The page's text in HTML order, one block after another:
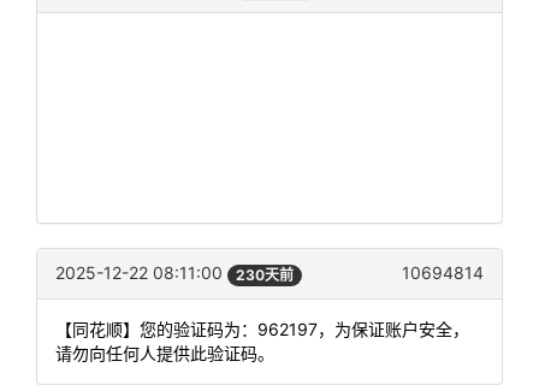
2025-12-22 08:11:00 230天前 10694814
【同花顺】您的验证码为：962197，为保证账户安全，
请勿向任何人提供此验证码。